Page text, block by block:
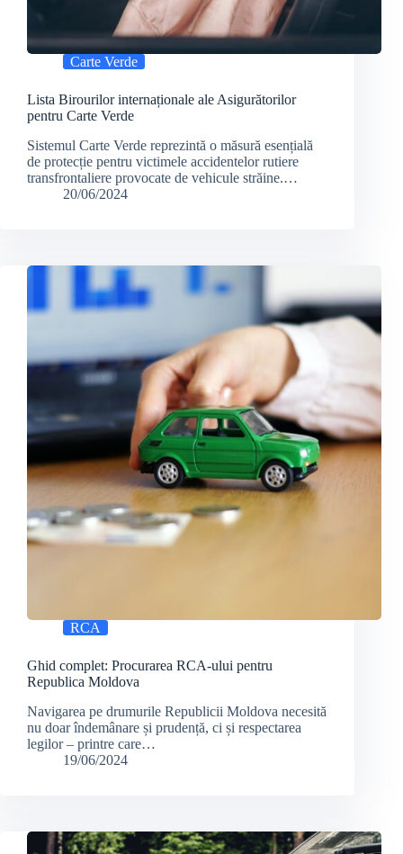
Carte Verde
Lista Birourilor internaționale ale Asigurătorilor
pentru Carte Verde
Sistemul Carte Verde reprezintă o măsură esențială
de protecție pentru victimele accidentelor rutiere
transfrontaliere provocate de vehicule străine.…
20/06/2024
RCA
Ghid complet: Procurarea RCA-ului pentru
Republica Moldova
Navigarea pe drumurile Republicii Moldova necesită
nu doar îndemânare și prudență, ci și respectarea
legilor – printre care…
19/06/2024